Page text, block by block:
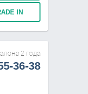
IN
2 года
36-38